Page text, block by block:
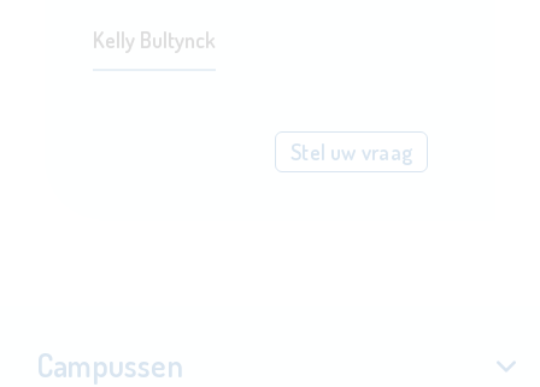
Kelly Bultynck
Stel uw vraag
Campussen